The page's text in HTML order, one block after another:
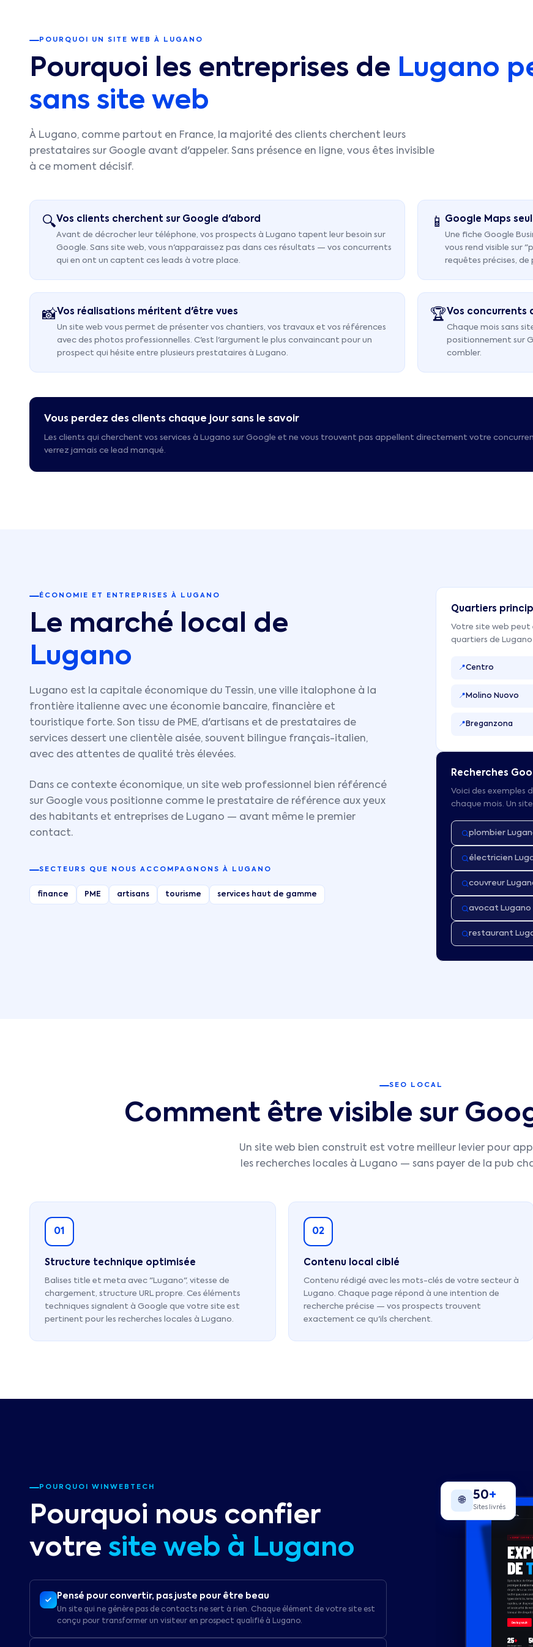
POURQUOI UN SITE WEB À LUGANO
Pourquoi les entreprises de Lugano
sans site web
À Lugano, comme partout en France, la majorité des clients cherchent leurs
prestataires sur Google avant d'appeler. Sans présence en ligne, vous êtes invisible
à ce moment décisif.
🔍Vos clients cherchent sur Google d'abord
Avant de décrocher leur téléphone, vos prospects à Lugano tapent leur besoin sur
Google. Sans site web, vous n'apparaissez pas dans ces résultats — vos concurrents
qui en ont un captent ces leads à votre place.
📱 Google Maps
Une fiche Google
vous rend visible sur
requêtes précises, de
📸Vos réalisations méritent d'être vues
Un site web vous permet de présenter vos chantiers, vos travaux et vos références
avec des photos professionnelles. C'est l'argument le plus convaincant pour un
prospect qui hésite entre plusieurs prestataires à Lugano.
🏆 Vos concurrents
Chaque mois sans
positionnement sur
combler.
Vous perdez des clients chaque jour sans le savoir
Les clients qui cherchent vos services à Lugano sur Google et ne vous trouvent pas appellent directement votre
verrez jamais ce lead manqué.
ÉCONOMIE ET ENTREPRISES À LUGANO
Le marché local de
Lugano
Lugano est la capitale économique du Tessin, une ville italophone à la
frontière italienne avec une économie bancaire, financière et
touristique forte. Son tissu de PME, d'artisans et de prestataires de
services dessert une clientèle aisée, souvent bilingue français-italien,
avec des attentes de qualité très élevées.
Dans ce contexte économique, un site web professionnel bien référencé
sur Google vous positionne comme le prestataire de référence aux yeux
des habitants et entreprises de Lugano — avant même le premier
contact.
SECTEURS QUE NOUS ACCOMPAGNONS À LUGANO
finance PME artisans tourisme services haut de gamme
Quartiers
Votre site web peut
quartiers de Lugano
📍Centro
📍 Molino Nuovo
📍 Breganzona
Recherches
Voici des exemples
chaque mois. Un
plombier
électricien
couvreur
avocat Lugano
restaurant
SEO LOCAL
Comment être visible sur
Un site web bien construit est votre meilleur levier pour
les recherches locales à Lugano — sans payer de la pub
01
Structure technique optimisée
Balises title et meta avec "Lugano", vitesse de
chargement, structure URL propre. Ces éléments
techniques signalent à Google que votre site est
pertinent pour les recherches locales à Lugano.
02
Contenu local ciblé
Contenu rédigé avec les mots-clés de votre secteur à
Lugano. Chaque page répond à une intention de
recherche précise — vos prospects trouvent
exactement ce qu'ils cherchent.
POURQUOI WINWEBTECH
Pourquoi nous confier
votre site web à Lugano
Pensé pour convertir, pas juste pour être beau
Un site qui ne génère pas de contacts ne sert à rien. Chaque élément de votre site est
conçu pour transformer un visiteur en prospect qualifié à Lugano.
🌐 50+
Sites livrés